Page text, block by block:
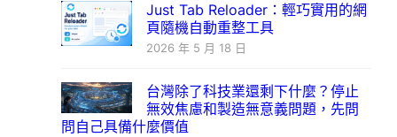
Just Tab Reloader：輕巧實用的網
頁隨機自動重整工具
2026 年 5 月 18 日
台灣除了科技業還剩下什麼？停止
無效焦慮和製造無意義問題，先問
問自己具備什麼價值